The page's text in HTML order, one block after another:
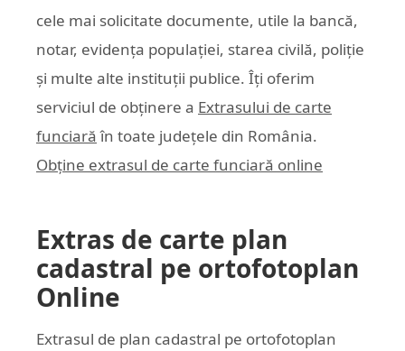
cele mai solicitate documente, utile la bancă,
notar, evidența populației, starea civilă, poliție
și multe alte instituții publice. Îți oferim
serviciul de obținere a Extrasului de carte
funciară în toate județele din România.
Obține extrasul de carte funciară online
Extras de carte plan
cadastral pe ortofotoplan
Online
Extrasul de plan cadastral pe ortofotoplan